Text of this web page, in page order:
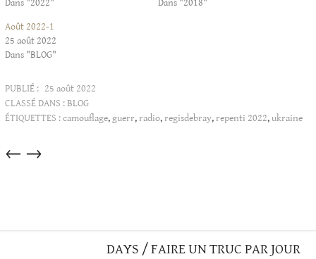
Dans "2022" Dans "2018"
Août 2022-1
25 août 2022
Dans "BLOG"
PUBLIÉ : 25 août 2022
CLASSÉ DANS :BLOG
ÉTIQUETTES :camouflage,guerr,radio,regisdebray,repenti 2022,ukraine
Articles
→
←
DAYS / FAIRE UN TRUC PAR JOUR